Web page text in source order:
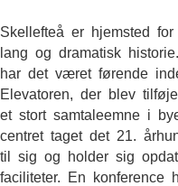
Skellefteå er hjemsted
lang og dramatisk
har det været førende
Elevatoren, der blev
et stort samtaleemne i
centret taget det 21.
til sig og holder sig
faciliteter. En konference